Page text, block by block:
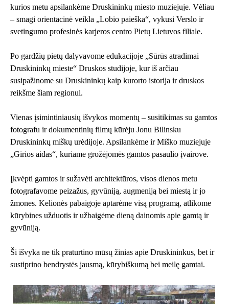
kurios metu apsilankėme Druskininkų miesto muziejuje. Vėliau
– smagi orientacinė veikla „Lobio paieška“, vykusi Verslo ir
svetingumo profesinės karjeros centro Pietų Lietuvos filiale.
Po gardžių pietų dalyvavome edukacijoje „Sūrūs atradimai
Druskininkų mieste“ Druskos studijoje, kur iš arčiau
susipažinome su Druskininkų kaip kurorto istorija ir druskos
reikšme šiam regionui.
Vienas įsimintiniausių išvykos momentų – susitikimas su gamtos
fotografu ir dokumentinių filmų kūrėju Jonu Bilinsku
Druskininkų miškų urėdijoje. Apsilankėme ir Miško muziejuje
„Girios aidas“, kuriame grožėjomės gamtos pasaulio įvairove.
Įkvėpti gamtos ir sužavėti architektūros, visos dienos metu
fotografavome peizažus, gyvūniją, augmeniją bei miestą ir jo
žmones. Kelionės pabaigoje aptarėme visą programą, atlikome
kūrybines užduotis ir užbaigėme dieną dainomis apie gamtą ir
gyvūniją.
Ši išvyka ne tik praturtino mūsų žinias apie Druskininkus, bet ir
sustiprino bendrystės jausmą, kūrybiškumą bei meilę gamtai.